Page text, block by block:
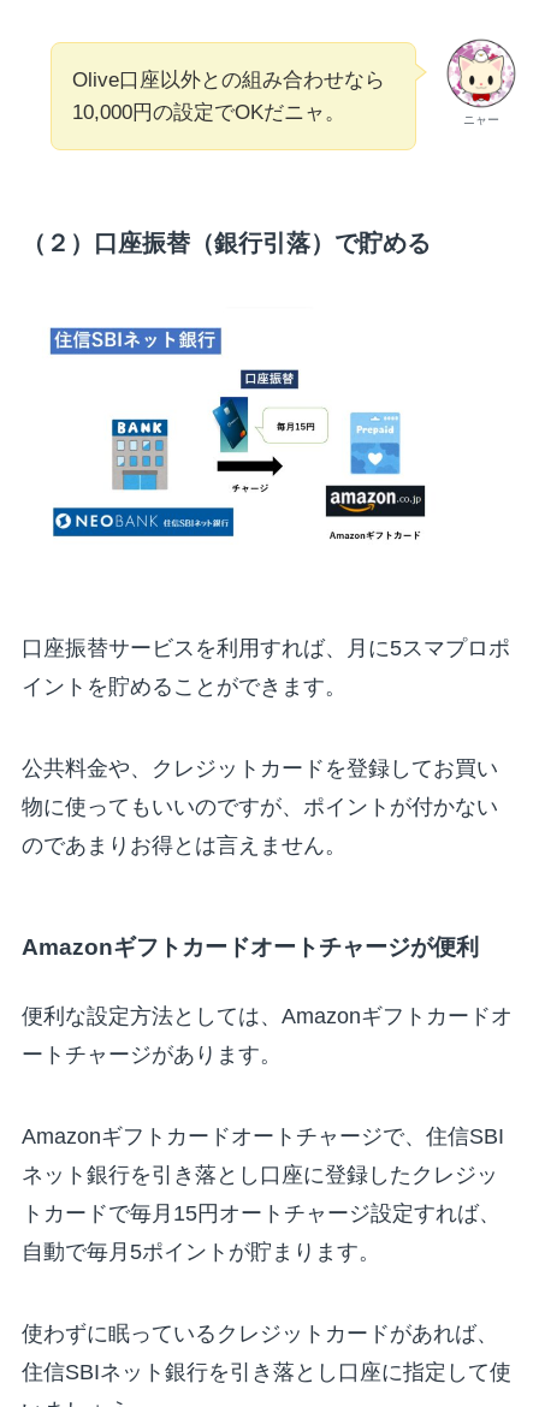
ニャー
Olive口座以外との組み合わせなら
10,000円の設定でOKだニャ。
（２）口座振替（銀行引落）で貯める
口座振替サービスを利用すれば、月に5スマプロポ
イントを貯めることができます。
公共料金や、クレジットカードを登録してお買い
物に使ってもいいのですが、ポイントが付かない
のであまりお得とは言えません。
Amazonギフトカードオートチャージが便利
便利な設定方法としては、Amazonギフトカードオ
ートチャージがあります。
Amazonギフトカードオートチャージで、住信SBI
ネット銀行を引き落とし口座に登録したクレジッ
トカードで毎月15円オートチャージ設定すれば、
自動で毎月5ポイントが貯まります。
使わずに眠っているクレジットカードがあれば、
住信SBIネット銀行を引き落とし口座に指定して使